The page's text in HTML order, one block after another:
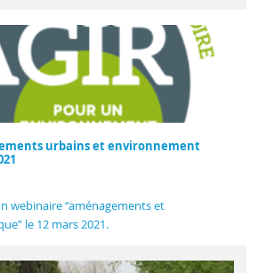
urbains et environnement
webinaire “aménagements et
le 12 mars 2021.